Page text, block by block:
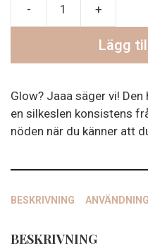
Lägg
Glow? Jaaa säger vi!
en silkeslen konsistens
nöden när du känner att
BESKRIVNING ANVÄNDNING
BESKRIVNING